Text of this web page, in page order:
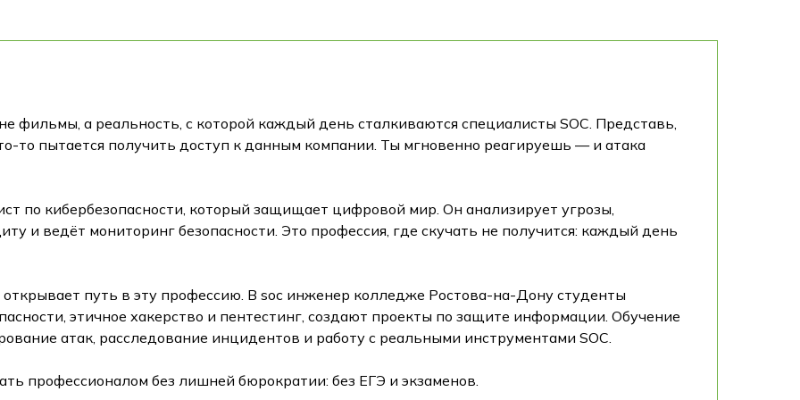
фильмы, а реальность, с которой каждый день сталкиваются специалисты SOC. Представь,
то пытается получить доступ к данным компании. Ты мгновенно реагируешь — и атака
по кибербезопасности, который защищает цифровой мир. Он анализирует угрозы,
и ведёт мониторинг безопасности. Это профессия, где скучать не получится: каждый день
путь в эту профессию. В soc инженер колледже Ростова-на-Дону студенты
этичное хакерство и пентестинг, создают проекты по защите информации. Обучение
атак, расследование инцидентов и работу с реальными инструментами SOC.
профессионалом без лишней бюрократии: без ЕГЭ и экзаменов.